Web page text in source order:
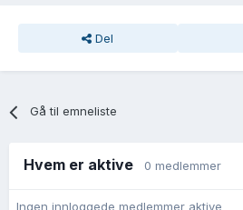
Del
Gå til emneliste
Hvem er aktive 0 medlemmer
Ingen innloggede medlemmer aktive